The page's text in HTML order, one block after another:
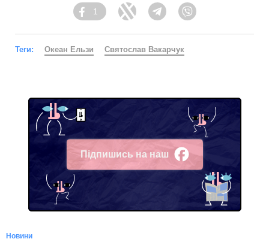
Facebook
1
Twitter TelegramViber
Теги: Океан Ельзи Святослав Вакарчук
Підпишись на наш
Facebook
Новини